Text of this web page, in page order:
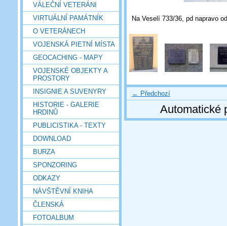
VÁLEČNÍ VETERÁNI
VIRTUÁLNÍ PAMÁTNÍK
O VETERÁNECH
VOJENSKÁ PIETNÍ MÍSTA
GEOCACHING - MAPY
VOJENSKÉ OBJEKTY A
PROSTORY
INSIGNIE A SUVENYRY
HISTORIE - GALERIE
HRDINŮ
PUBLICISTIKA - TEXTY
DOWNLOAD
BURZA
SPONZORING
ODKAZY
NÁVŠTĚVNÍ KNIHA
ČLENSKÁ
FOTOALBUM
Na Veselí 733/36, pd napravo
← Předchozí
Automatické